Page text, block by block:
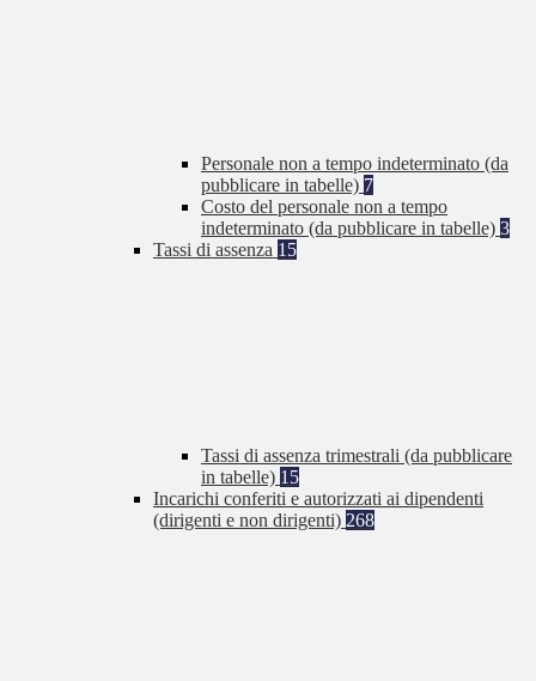
Personale non a tempo indeterminato (da
pubblicare in tabelle) 7
Costo del personale non a tempo
indeterminato (da pubblicare in tabelle) 3
Tassi di assenza 15
Tassi di assenza trimestrali (da pubblicare
in tabelle) 15
Incarichi conferiti e autorizzati ai dipendenti
(dirigenti e non dirigenti) 268